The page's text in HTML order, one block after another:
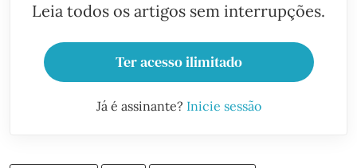
Leia todos os artigos sem interrupções.
Ter acesso ilimitado
Já é assinante? Inicie sessão